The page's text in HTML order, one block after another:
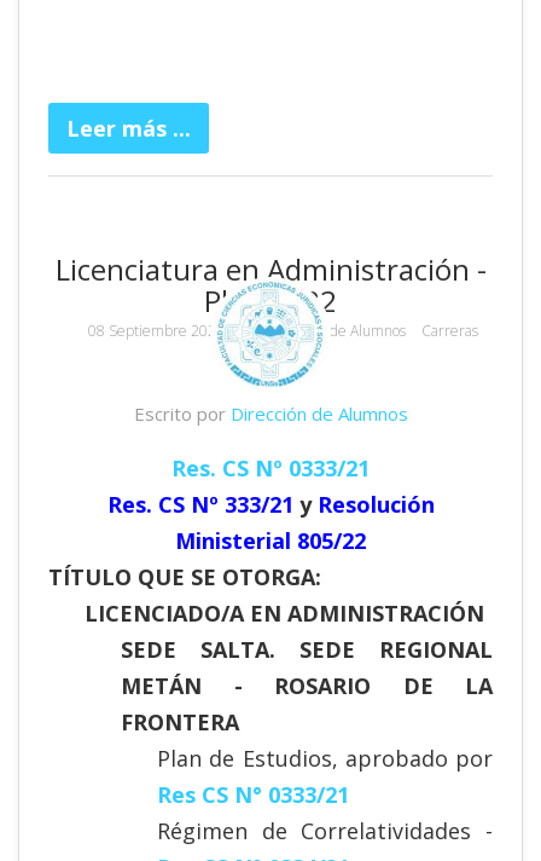
Leer más ...
Licenciatura en Administración -
Plan 2022
08 Septiembre 2022 porDirección de Alumnos
Carreras
65770 Visitas
Escrito por Dirección de Alumnos
Res. CS Nº 0333/21
Res. CS Nº 333/21 y Resolución
Ministerial 805/22
TÍTULO QUE SE OTORGA:
LICENCIADO/A EN ADMINISTRACIÓN
SEDE SALTA. SEDE REGIONAL
METÁN - ROSARIO DE LA
FRONTERA
Plan de Estudios, aprobado por
Res CS N° 0333/21
Régimen de Correlatividades -